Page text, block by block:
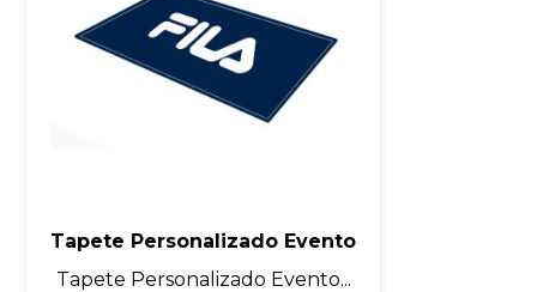
Tapete Personalizado Evento
Tapete Personalizado Evento...